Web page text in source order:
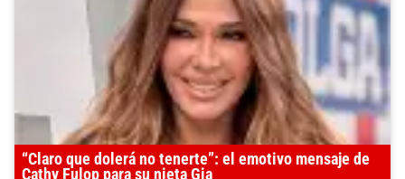
“Claro que dolerá no tenerte”: el emotivo mensaje de
Cathy Fulop para su nieta Gia